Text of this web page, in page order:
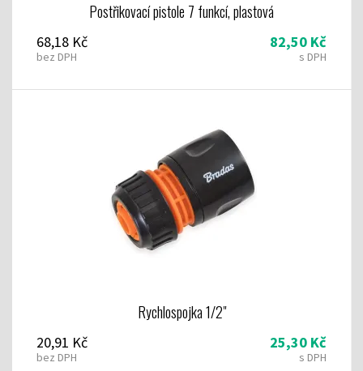
Postřikovací pistole 7 funkcí, plastová
68,18 Kč
bez DPH
82,50 Kč
s DPH
Rychlospojka 1/2"
20,91 Kč
bez DPH
25,30 Kč
s DPH